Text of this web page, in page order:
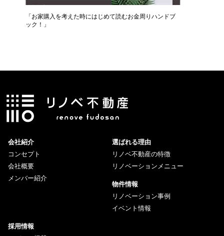
「お家購入を考えた時にはじめて読むお金周りハンドブ
ック！」
会社紹介
コンセプト
会社概要
メンバー紹介
選ばれる理由
リノベ不動産の特徴
リノベーションメニュー
物件情報
リノベーション事例
イベント情報
採用情報